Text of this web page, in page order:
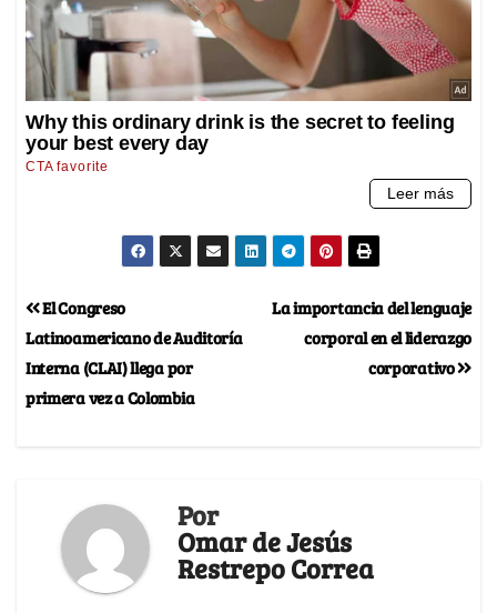
La importancia del lenguaje
corporal en el liderazgo
corporativo
El Congreso
Latinoamericano de Auditoría
Interna (CLAI) llega por
primera vez a Colombia
Por
Omar de Jesús
Restrepo Correa